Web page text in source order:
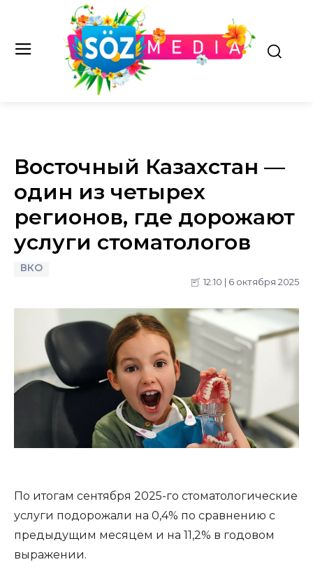
Восточный Казахстан —
один из четырех
регионов, где дорожают
услуги стоматологов
ВКО
12:10 | 6 октября 2025
По итогам сентября 2025-го стоматологические
услуги подорожали на 0,4% по сравнению с
предыдущим месяцем и на 11,2% в годовом
выражении.